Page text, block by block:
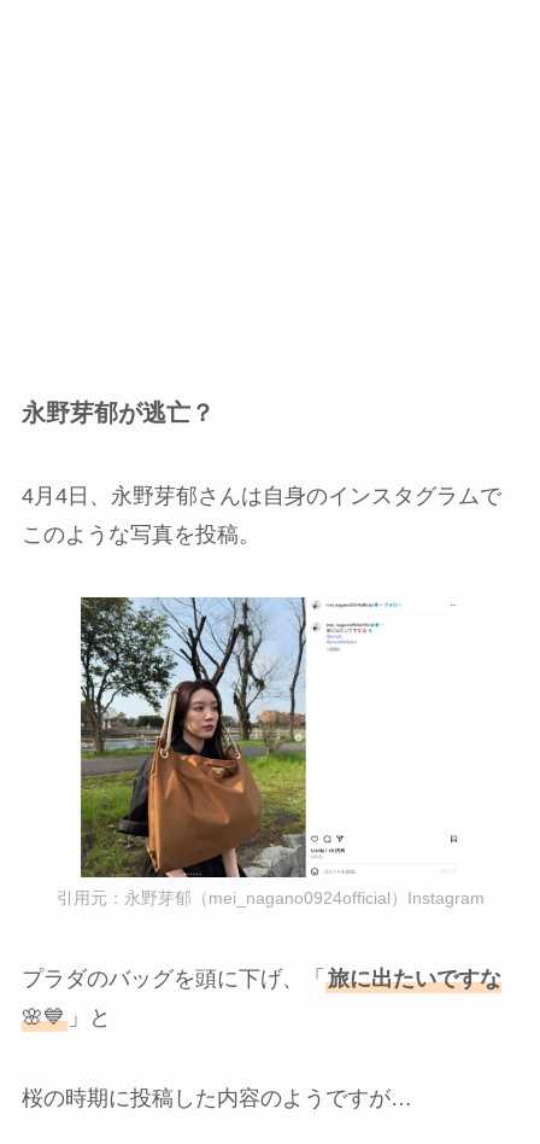
永野芽郁が逃亡？
4月4日、永野芽郁さんは自身のインスタグラムで
このような写真を投稿。
引用元：永野芽郁（mei_nagano0924official）Instagram
プラダのバッグを頭に下げ、「 旅に出たいですな
🌸💙」と
桜の時期に投稿した内容のようですが…